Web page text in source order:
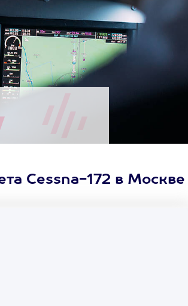
Cessna-172 в Москве